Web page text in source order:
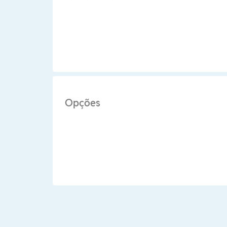
Opções